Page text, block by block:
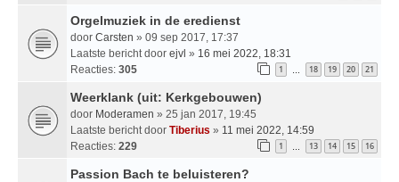
Orgelmuziek in de eredienst
door Carsten » 09 sep 2017, 17:37
Laatste bericht door ejvl » 16 mei 2022, 18:31
Reacties: 305 1 … 18 19 20 21
Weerklank (uit: Kerkgebouwen)
door Moderamen » 25 jan 2017, 19:45
Laatste bericht door Tiberius » 11 mei 2022, 14:59
Reacties: 229 1 … 13 14 15 16
Passion Bach te beluisteren?